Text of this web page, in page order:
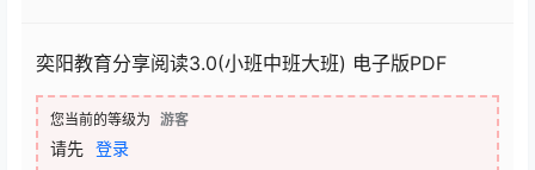
奕阳教育分享阅读3.0(小班中班大班) 电子版PDF
您当前的等级为 游客
请先 登录